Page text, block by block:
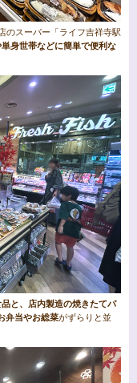
のスーパー「ライフ吉祥寺駅
身世帯などに簡単で便利な
と、店内製造の焼きたてパ
弁当やお総菜がずらりと並